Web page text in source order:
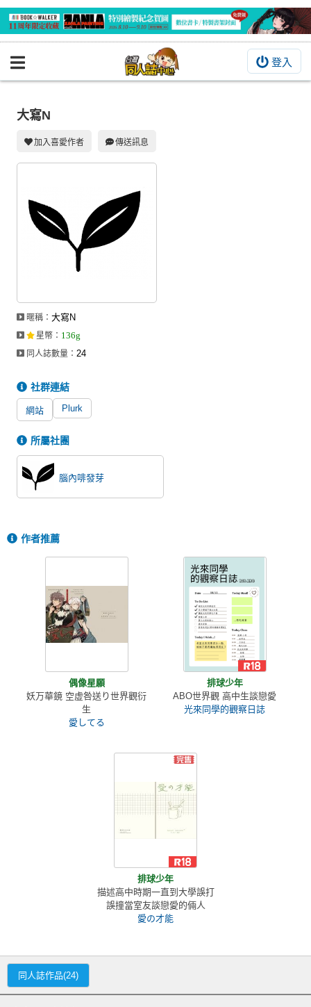
登入
BOOKY書集倉庫
同人周邊
活動&消息
同人誌活動
最新消息
宣傳&交流
工作委託
繪圖藝廊
攤位轉讓區
會員功能選單
登入
大寫N
加入喜愛作者 傳送訊息
暱稱：大寫N
星幣 ： 136g
同人誌數量：24
社群連結
網站 Plurk
所屬社團
腦內啡發芽
作者推薦
偶像星願
妖万華鏡 空虚咎送り世界觀衍
生
愛してる
排球少年
ABO世界觀 高中生談戀愛
光來同學的觀察日誌
排球少年
描述高中時期一直到大學誤打
誤撞當室友談戀愛的倆人
愛の才能
同人誌作品(24)